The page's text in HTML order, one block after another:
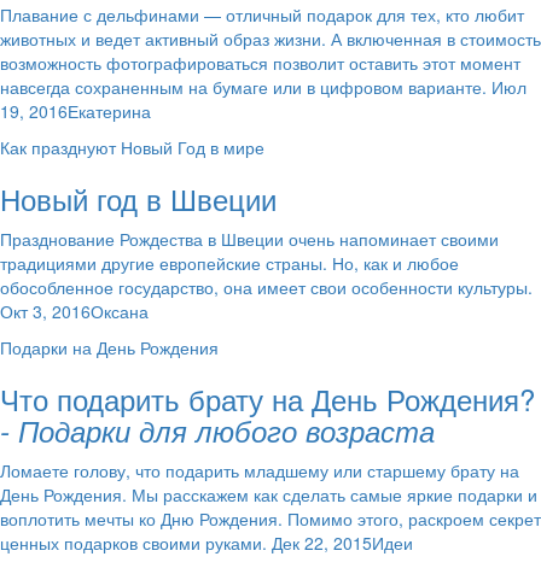
Плавание с дельфинами — отличный подарок для тех, кто любит
животных и ведет активный образ жизни. А включенная в стоимость
возможность фотографироваться позволит оставить этот момент
навсегда сохраненным на бумаге или в цифровом варианте. Июл
19, 2016Екатерина
Как празднуют Новый Год в мире
Новый год в Швеции
Празднование Рождества в Швеции очень напоминает своими
традициями другие европейские страны. Но, как и любое
обособленное государство, она имеет свои особенности культуры.
Окт 3, 2016Оксана
Подарки на День Рождения
Что подарить брату на День Рождения?
- Подарки для любого возраста
Ломаете голову, что подарить младшему или старшему брату на
День Рождения. Мы расскажем как сделать самые яркие подарки и
воплотить мечты ко Дню Рождения. Помимо этого, раскроем секрет
ценных подарков своими руками. Дек 22, 2015Идеи